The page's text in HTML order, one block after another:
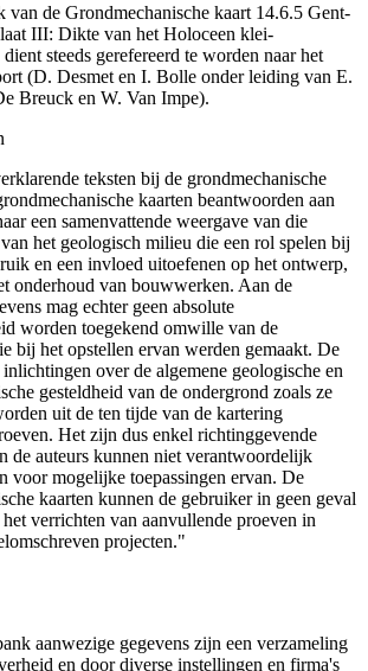
van de Grondmechanische kaart 14.6.5 Gent-
III: Dikte van het Holoceen klei-
steeds gerefereerd te worden naar het
(D. Desmet en I. Bolle onder leiding van E.
Breuck en W. Van Impe).
teksten bij de grondmechanische
kaarten beantwoorden aan
een samenvattende weergave van die
het geologisch milieu die een rol spelen bij
en een invloed uitoefenen op het ontwerp,
onderhoud van bouwwerken. Aan de
mag echter geen absolute
worden toegekend omwille van de
bij het opstellen ervan werden gemaakt. De
over de algemene geologische en
gesteldheid van de ondergrond zoals ze
uit de ten tijde van de kartering
Het zijn dus enkel richtinggevende
de auteurs kunnen niet verantwoordelijk
voor mogelijke toepassingen ervan. De
kaarten kunnen de gebruiker in geen geval
verrichten van aanvullende proeven in
projecten."
aanwezige gegevens zijn een verzameling
en door diverse instellingen en firma's